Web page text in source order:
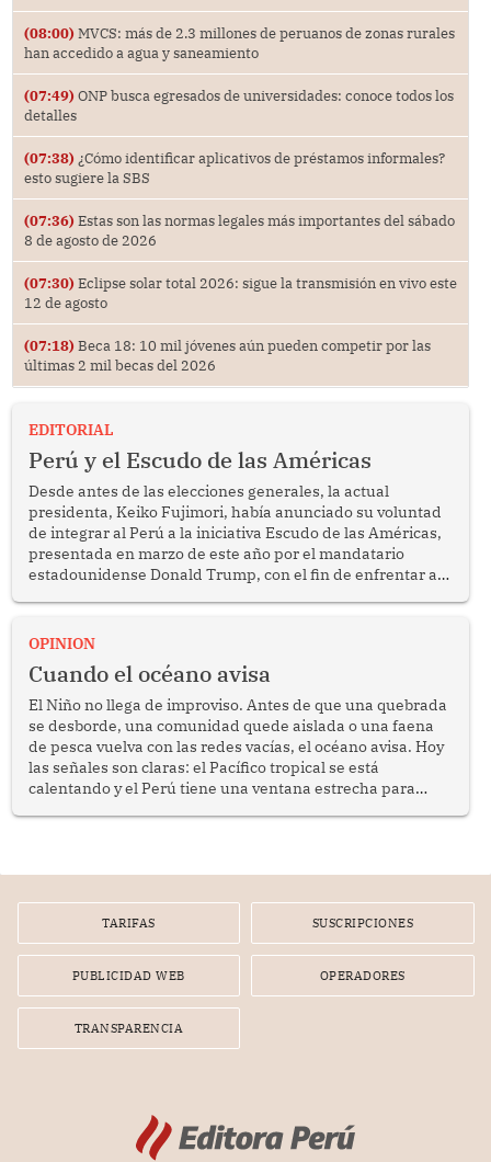
(08:00) MVCS: más de 2.3 millones de peruanos de zonas rurales
han accedido a agua y saneamiento
(07:49) ONP busca egresados de universidades: conoce todos los
detalles
(07:38) ¿Cómo identificar aplicativos de préstamos informales?
esto sugiere la SBS
(07:36) Estas son las normas legales más importantes del sábado
8 de agosto de 2026
(07:30) Eclipse solar total 2026: sigue la transmisión en vivo este
12 de agosto
(07:18) Beca 18: 10 mil jóvenes aún pueden competir por las
últimas 2 mil becas del 2026
EDITORIAL
Perú y el Escudo de las Américas
Desde antes de las elecciones generales, la actual
presidenta, Keiko Fujimori, había anunciado su voluntad
de integrar al Perú a la iniciativa Escudo de las Américas,
presentada en marzo de este año por el mandatario
estadounidense Donald Trump, con el fin de enfrentar al
OPINION
Cuando el océano avisa
El Niño no llega de improviso. Antes de que una quebrada
se desborde, una comunidad quede aislada o una faena
de pesca vuelva con las redes vacías, el océano avisa. Hoy
las señales son claras: el Pacífico tropical se está
calentando y el Perú tiene una ventana estrecha para
TARIFAS SUSCRIPCIONES
PUBLICIDAD WEB OPERADORES
TRANSPARENCIA